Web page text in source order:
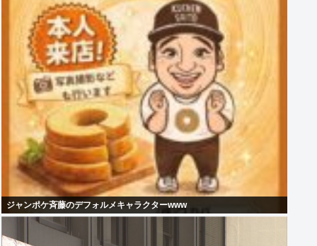
ジャンポケ斉藤のデフォルメキャラクターwww